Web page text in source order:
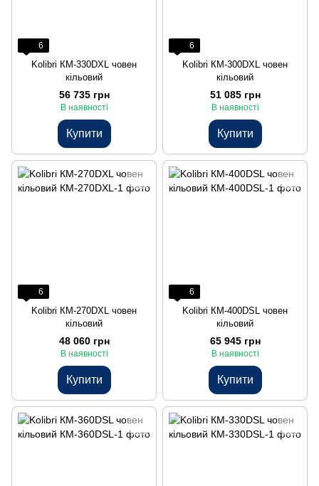
6
Kolibri КМ-330DXL човен
кільовий
56 735 грн
В наявності
Купити
6
Kolibri КМ-300DXL човен
кільовий
51 085 грн
В наявності
Купити
6
Kolibri КМ-270DXL човен
кільовий
48 060 грн
В наявності
Купити
6
Kolibri КМ-400DSL човен
кільовий
65 945 грн
В наявності
Купити